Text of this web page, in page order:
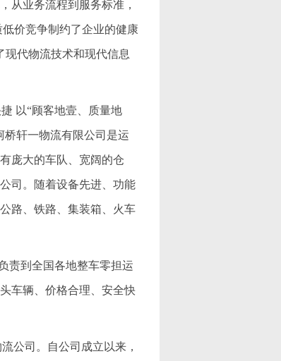
从业务流程到服务标准，
价竞争制约了企业的健康
现代物流技术和现代信息
以“顾客地壹、质量地
轩一物流有限公司是运
庞大的车队、宽阔的仓
司。随着设备先进、功能
路、铁路、集装箱、火车
责到全国各地整车零担运
车辆、价格合理、安全快
公司。自公司成立以来，